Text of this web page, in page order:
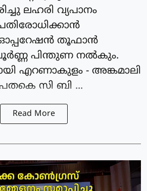
ലഹരി വ്യപാനം
ഓപ്പറേഷൻ തൂഫാൻ
പിന്തുണ നൽകും.
എറണാകുളം - അങ്കമാലി
സി ബി ...
Read More